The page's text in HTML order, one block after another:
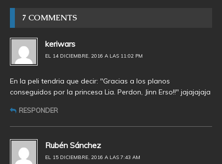
7 COMMENTS
keriwars
EL 14 DICIEMBRE, 2016 A LAS 11:02 PM
En la peli tendria que decir: "Gracias a los planos
conseguidos por la princesa Lia. Perdon, Jinn Erso!!" jajajajaja
RESPONDER
Rubén Sánchez
EL 15 DICIEMBRE, 2016 A LAS 7:43 AM